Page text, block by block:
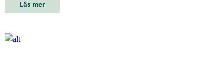
Läs mer